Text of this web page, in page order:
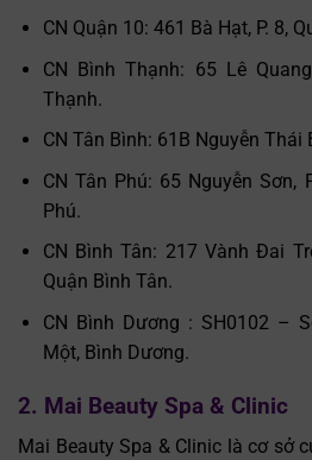
CN Quận 10: 461 Bà Hạt, P. 8,
CN Bình Thạnh: 65 Lê
Thạnh.
CN Tân Bình: 61B Nguyễn Thái
CN Tân Phú: 65 Nguyễn Sơn,
Phú.
CN Bình Tân: 217 Vành Đai
Quận Bình Tân.
CN Bình Dương : SH0102 –
Một, Bình Dương.
2. Mai Beauty Spa & Clinic
Mai Beauty Spa & Clinic là cơ sở